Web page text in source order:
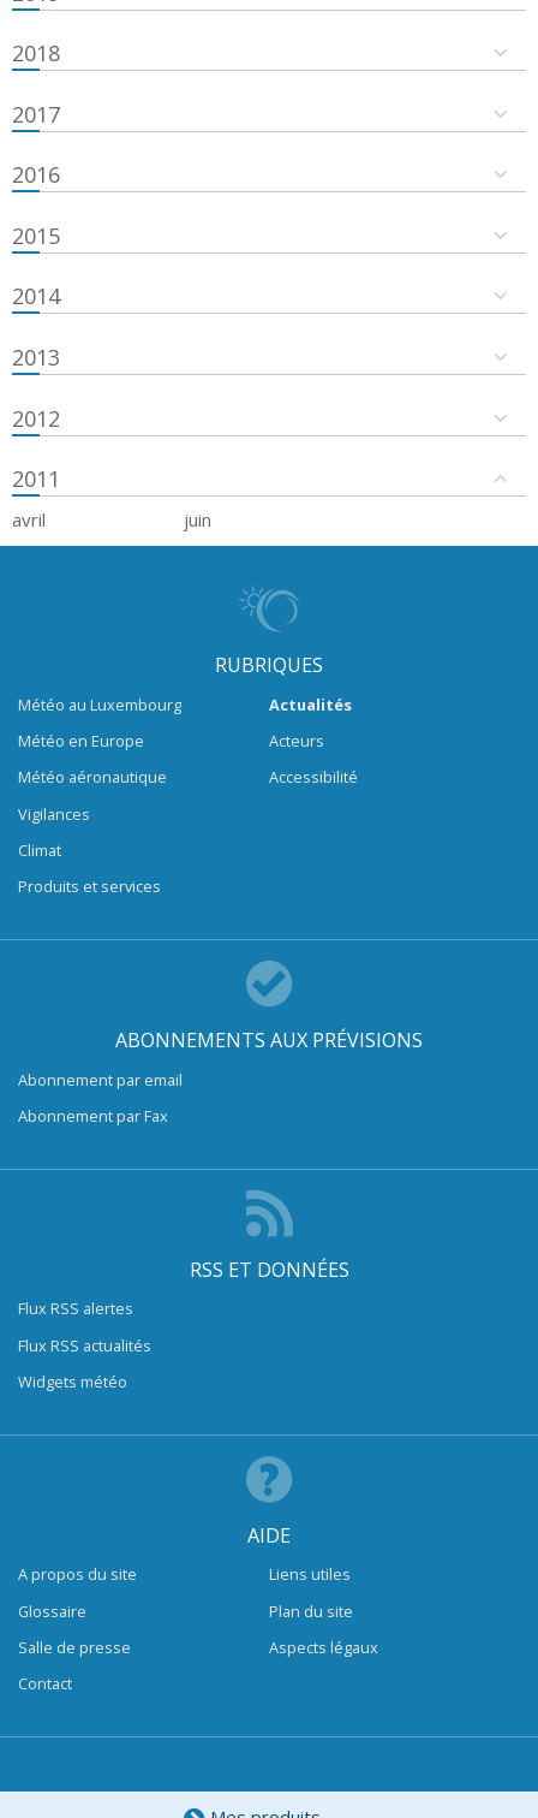
2018
2017
2016
2015
2014
2013
2012
2011
avril juin
RUBRIQUES
Météo au Luxembourg
Météo en Europe
Météo aéronautique
Vigilances
Climat
Produits et services
Actualités
Acteurs
Accessibilité
ABONNEMENTS AUX PRÉVISIONS
Abonnement par email
Abonnement par Fax
RSS ET DONNÉES
Flux RSS alertes
Flux RSS actualités
Widgets météo
AIDE
A propos du site
Glossaire
Salle de presse
Contact
Liens utiles
Plan du site
Aspects légaux